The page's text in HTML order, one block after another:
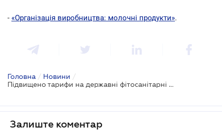
- «Організація виробництва: молочні продукти».
Головна / Новини /
Підвищено тарифи на державні фітосанітарні послуги
Залиште коментар